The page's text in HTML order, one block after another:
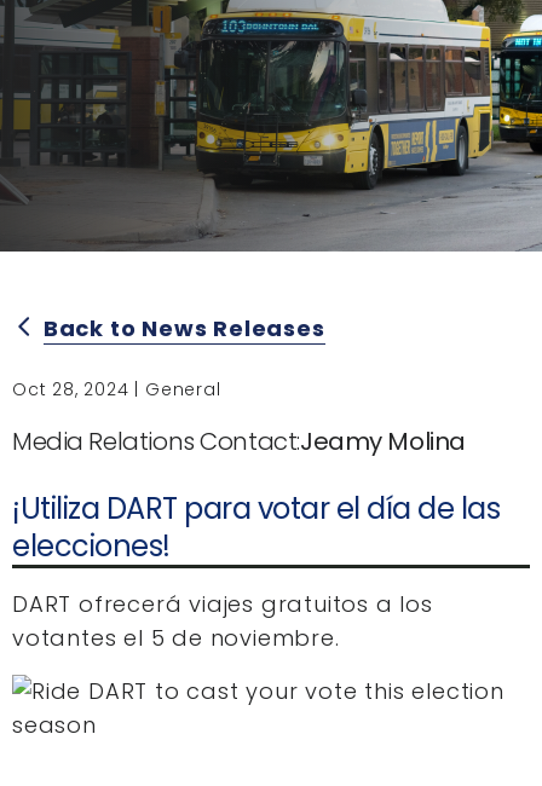
arrow_back_ios Back to News Releases
Oct 28, 2024 | General
Media Relations Contact:Jeamy Molina
¡Utiliza DART para votar el día de las
elecciones!
DART ofrecerá viajes gratuitos a los
votantes el 5 de noviembre.